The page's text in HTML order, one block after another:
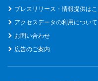
プレスリリース・情報提供は
アクセスデータの利用について
お問い合わせ
広告のご案内